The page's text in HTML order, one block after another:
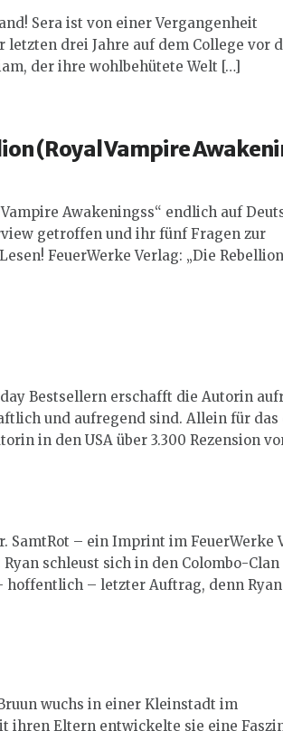
Sera ist von einer Vergangenheit
drei Jahre auf dem College vor
der ihre wohlbehütete Welt […]
(Royal Vampire
Vampire Awakeningss“ endlich auf
getroffen und ihr fünf Fragen zur
FeuerWerke Verlag: „Die
Bestsellern erschafft die Autorin
und aufregend sind. Allein für das
in den USA über 3.300 Rezension
SamtRot – ein Imprint im FeuerWerke
schleust sich in den Colombo-Clan
hoffentlich – letzter Auftrag, denn
wuchs in einer Kleinstadt im
ihren Eltern entwickelte sie eine